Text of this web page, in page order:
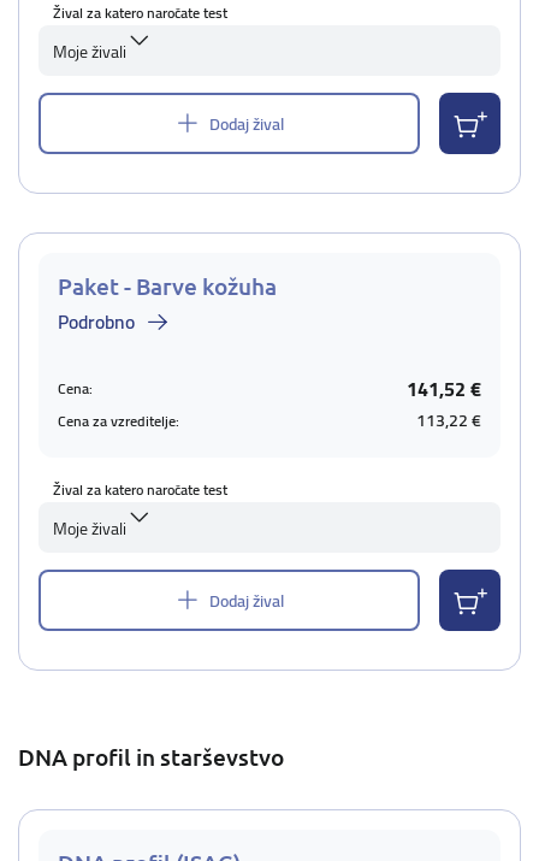
Žival za katero naročate test
Moje živali
Dodaj žival
Paket - Barve kožuha
Podrobno
Cena: 141,52 €
Cena za vzreditelje: 113,22 €
Žival za katero naročate test
Moje živali
Dodaj žival
DNA profil in starševstvo